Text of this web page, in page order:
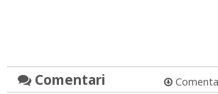
Comentari